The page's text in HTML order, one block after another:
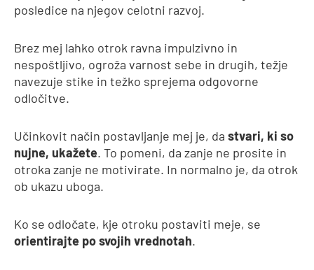
posledice na njegov celotni razvoj.
Brez mej lahko otrok ravna impulzivno in
nespoštljivo, ogroža varnost sebe in drugih, težje
navezuje stike in težko sprejema odgovorne
odločitve.
Učinkovit način postavljanje mej je, da stvari, ki so
nujne, ukažete. To pomeni, da zanje ne prosite in
otroka zanje ne motivirate. In normalno je, da otrok
ob ukazu uboga.
Ko se odločate, kje otroku postaviti meje, se
orientirajte po svojih vrednotah.